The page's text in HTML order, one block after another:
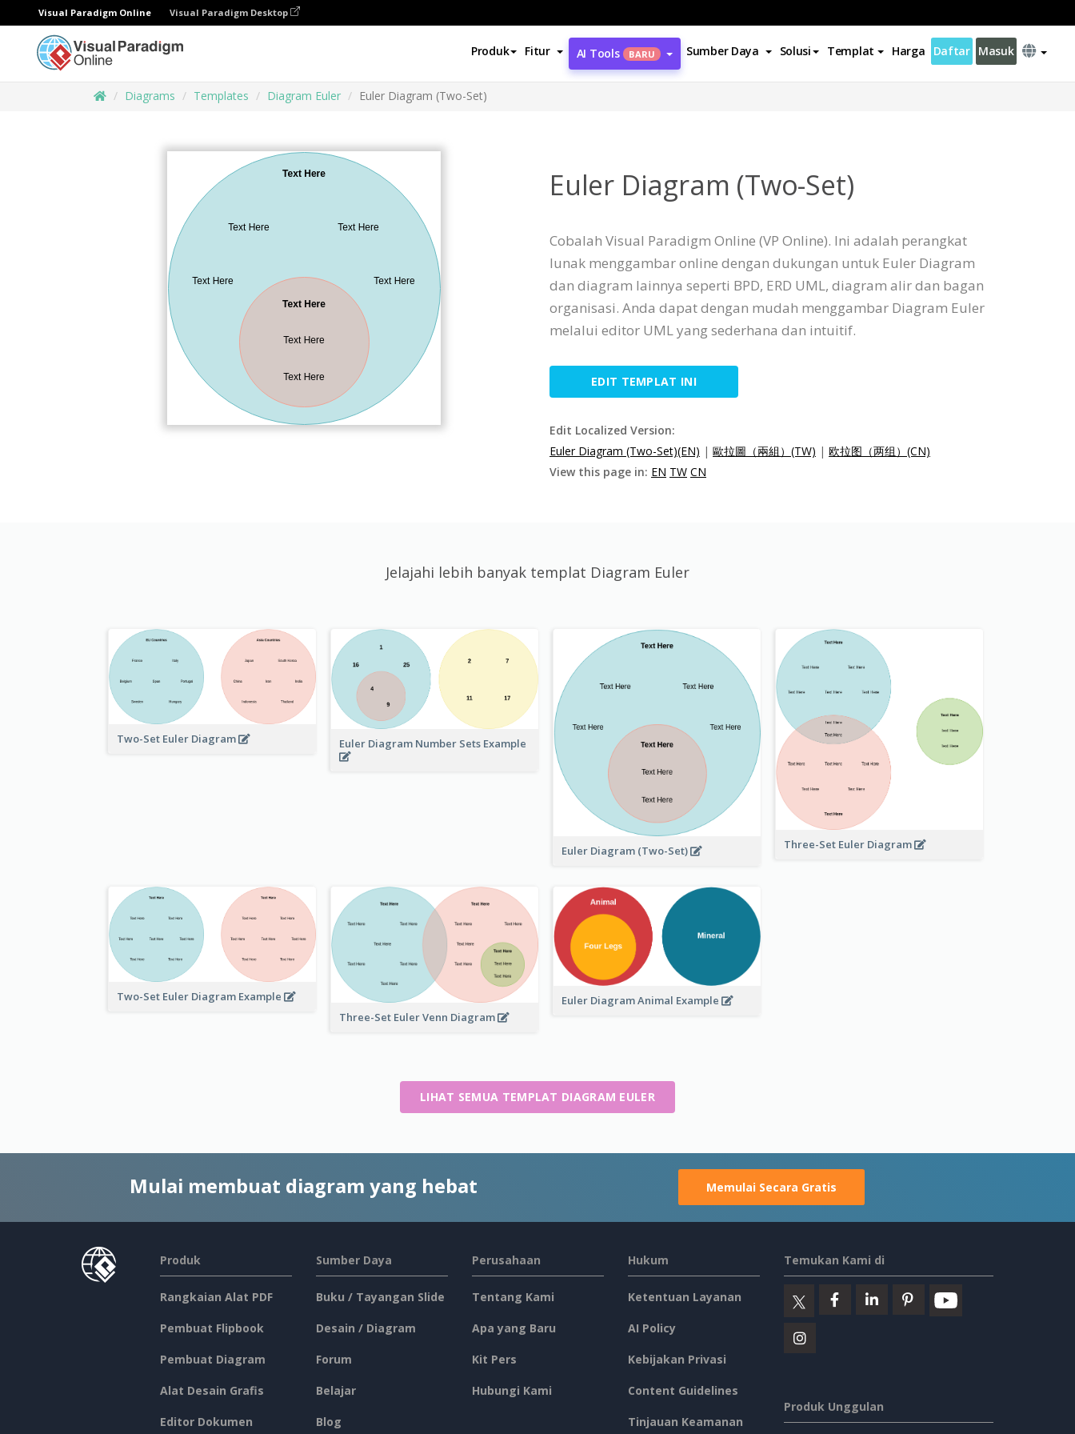
Visual Paradigm Online Visual Paradigm Desktop
Produk Fitur AI Tools BARU Sumber Daya Solusi Templat Harga Daftar Masuk
Diagrams Templates Diagram Euler Euler Diagram (Two-Set)
Euler Diagram (Two-Set)
Cobalah Visual Paradigm Online (VP Online). Ini adalah perangkat
lunak menggambar online dengan dukungan untuk Euler Diagram
dan diagram lainnya seperti BPD, ERD UML, diagram alir dan bagan
organisasi. Anda dapat dengan mudah menggambar Diagram Euler
melalui editor UML yang sederhana dan intuitif.
EDIT TEMPLAT INI
Edit Localized Version:
Euler Diagram (Two-Set)(EN) | 歐拉圖（兩組）(TW) | 欧拉图（两组）(CN)
View this page in: EN TW CN
Jelajahi lebih banyak templat Diagram Euler
Two-Set Euler Diagram Euler Diagram Number Sets Example
Euler Diagram (Two-Set) Three-Set Euler Diagram
Two-Set Euler Diagram Example
Three-Set Euler Venn Diagram
Euler Diagram Animal Example
LIHAT SEMUA TEMPLAT DIAGRAM EULER
Mulai membuat diagram yang hebat Memulai Secara Gratis
Produk
Rangkaian Alat PDF
Pembuat Flipbook
Pembuat Diagram
Alat Desain Grafis
Editor Dokumen
Sumber Daya
Buku / Tayangan Slide
Desain / Diagram
Forum
Belajar
Blog
Perusahaan
Tentang Kami
Apa yang Baru
Kit Pers
Hubungi Kami
Hukum
Ketentuan Layanan
AI Policy
Kebijakan Privasi
Content Guidelines
Tinjauan Keamanan
Temukan Kami di
Produk Unggulan